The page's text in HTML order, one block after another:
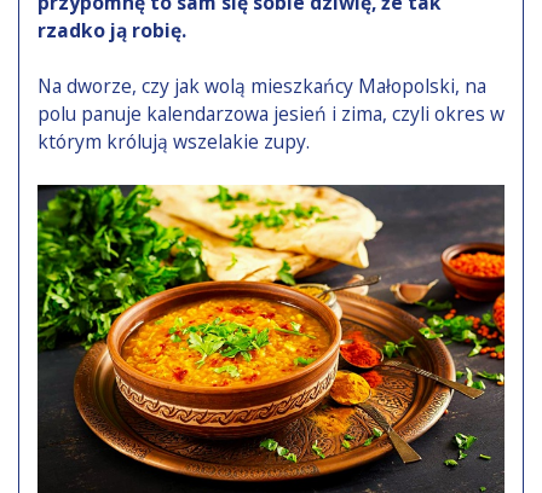
rzadko ją robię.
Na dworze, czy jak wolą mieszkańcy Małopolski, na
polu panuje kalendarzowa jesień i zima, czyli okres w
którym królują wszelakie zupy.